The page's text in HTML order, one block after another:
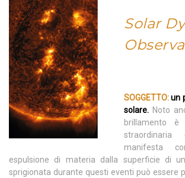
Solar
SOGGETTO:un
solare. Noto
brillamento
manifesta
espulsione di materia dalla superficie di
sprigionata durante questi eventi può essere